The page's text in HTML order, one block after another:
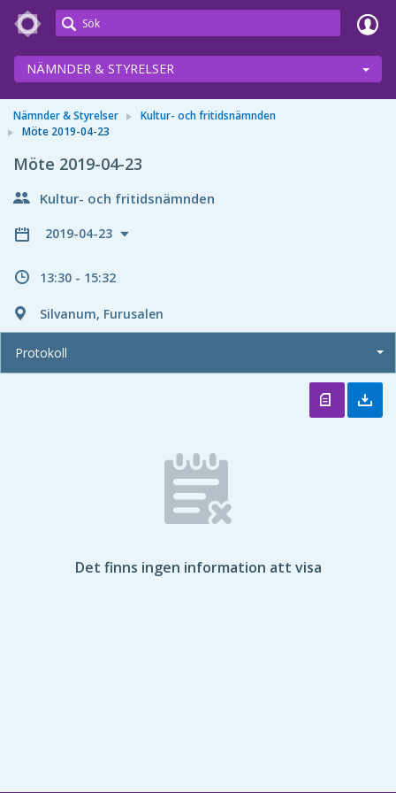
Meetings+
NÄMNDER & STYRELSER
Nämnder & Styrelser
Kultur- och fritidsnämnden
Möte 2019-04-23
Möte 2019-04-23
Kultur- och fritidsnämnden
2019-04-23
13:30 - 15:32
Silvanum, Furusalen
Protokoll
Det finns ingen information att visa